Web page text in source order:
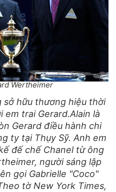
Wertheimer
sở hữu thương hiệu thời
em trai Gerard.Alain là
Gerard điều hành chi
ty tại Thụy Sỹ. Anh em
đế chế Chanel từ ông
người sáng lập
gọi Gabrielle "Coco"
tờ New York Times,